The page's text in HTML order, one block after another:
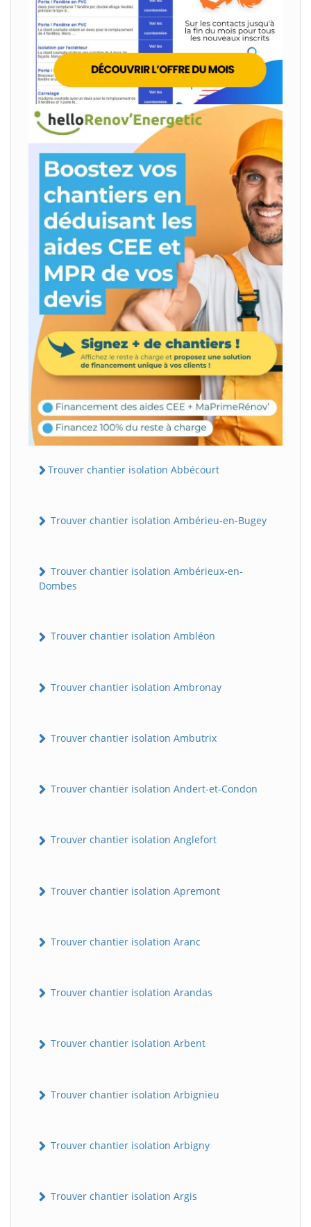
Trouver chantier isolation Abbécourt
Trouver chantier isolation Ambérieu-en-Bugey
Trouver chantier isolation Ambérieux-en-
Dombes
Trouver chantier isolation Ambléon
Trouver chantier isolation Ambronay
Trouver chantier isolation Ambutrix
Trouver chantier isolation Andert-et-Condon
Trouver chantier isolation Anglefort
Trouver chantier isolation Apremont
Trouver chantier isolation Aranc
Trouver chantier isolation Arandas
Trouver chantier isolation Arbent
Trouver chantier isolation Arbignieu
Trouver chantier isolation Arbigny
Trouver chantier isolation Argis